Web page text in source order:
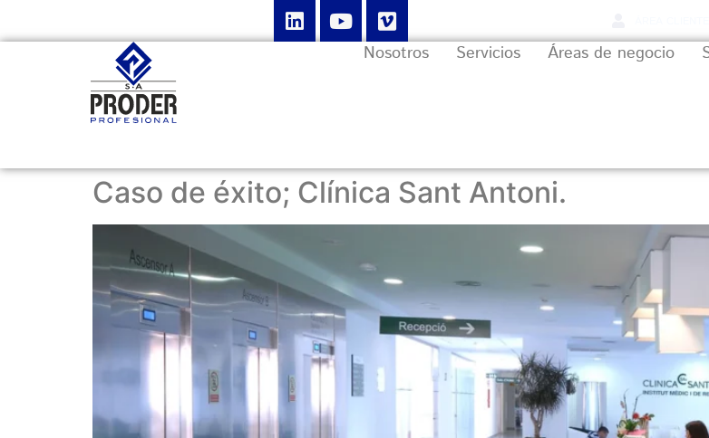
Nosotros Servicios Áreas de negocio
Caso de éxito; Clínica Sant Antoni.